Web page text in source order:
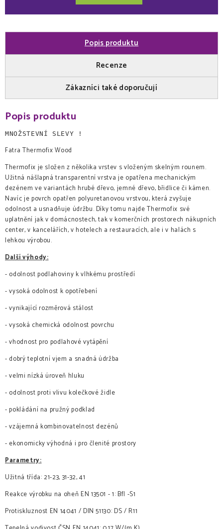
Popis produktu
Recenze
Zákazníci také doporučují
Popis produktu
MNOŽSTEVNÍ SLEVY !
Fatra Thermofix Wood
Thermofix je složen z několika vrstev s vloženým skelným rounem.
Užitná nášlapná transparentní vrstva je opatřena mechanickým
dezénem ve variantách hrubé dřevo, jemné dřevo, břidlice či kámen.
Navíc je povrch opatřen polyuretanovou vrstvou, která zvyšuje
odolnost a usnadňuje údržbu. Díky tomu najde Thermofix své
uplatnění jak v domácnostech, tak v komerčních prostorech nákupních
center, v kancelářích, v hotelech a restauracích, ale i v halách s
lehkou výrobou.
Další výhody:
- odolnost podlahoviny k vlhkému prostředí
- vysoká odolnost k opotřebení
- vynikající rozměrová stálost
- vysoká chemická odolnost povrchu
- vhodnost pro podlahové vytápění
- dobrý teplotní vjem a snadná údržba
- velmi nízká úroveň hluku
- odolnost proti vlivu kolečkové židle
- pokládání na pružný podklad
- vzájemná kombinovatelnost dezénů
- ekonomicky výhodná i pro členité prostory
Parametry:
Užitná třída: 21-23, 31-32, 41
Reakce výrobku na oheň EN 13501 - 1: Bfl -S1
Protiskluznost EN 14041 / DIN 51130: DS / R11